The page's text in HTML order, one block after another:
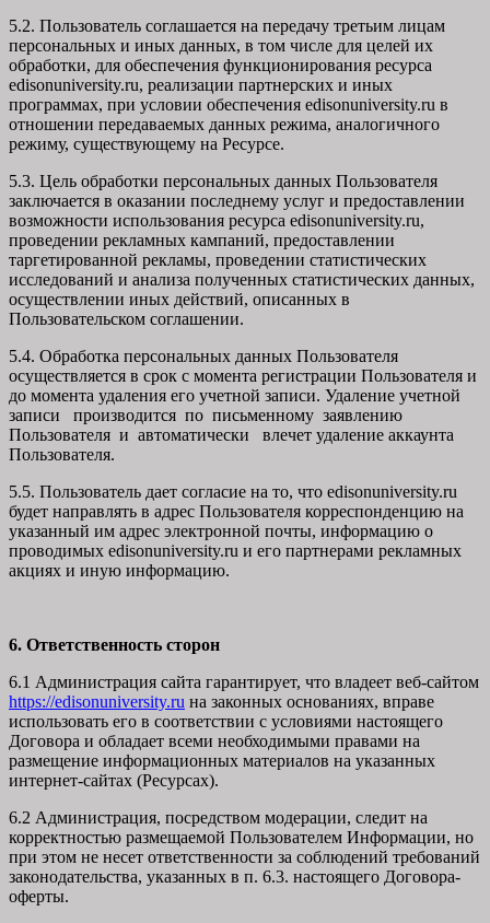
5.2. Пользователь соглашается на передачу третьим лицам
персональных и иных данных, в том числе для целей их
обработки, для обеспечения функционирования ресурса
edisonuniversity.ru, реализации партнерских и иных
программах, при условии обеспечения edisonuniversity.ru в
отношении передаваемых данных режима, аналогичного
режиму, существующему на Ресурсе.
5.3. Цель обработки персональных данных Пользователя
заключается в оказании последнему услуг и предоставлении
возможности использования ресурса edisonuniversity.ru,
проведении рекламных кампаний, предоставлении
таргетированной рекламы, проведении статистических
исследований и анализа полученных статистических данных,
осуществлении иных действий, описанных в
Пользовательском соглашении.
5.4. Обработка персональных данных Пользователя
осуществляется в срок с момента регистрации Пользователя и
до момента удаления его учетной записи. Удаление учетной
записи производится по письменному заявлению
Пользователя и автоматически влечет удаление аккаунта
Пользователя.
5.5. Пользователь дает согласие на то, что edisonuniversity.ru
будет направлять в адрес Пользователя корреспонденцию на
указанный им адрес электронной почты, информацию о
проводимых edisonuniversity.ru и его партнерами рекламных
акциях и иную информацию.
6. Ответственность сторон
6.1 Администрация сайта гарантирует, что владеет веб-сайтом
https://edisonuniversity.ru на законных основаниях, вправе
использовать его в соответствии с условиями настоящего
Договора и обладает всеми необходимыми правами на
размещение информационных материалов на указанных
интернет-сайтах (Ресурсах).
6.2 Администрация, посредством модерации, следит на
корректностью размещаемой Пользователем Информации, но
при этом не несет ответственности за соблюдений требований
законодательства, указанных в п. 6.3. настоящего Договора-
оферты.